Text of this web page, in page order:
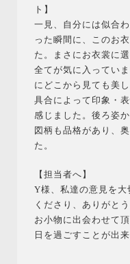
ト】
一見、自分には似合
った瞬間に、このお
た。まさにお衣裳に
全てが気に入ってい
にどこから見ても美
具合によって印象・
感じました。後ろ姿
図柄も品格があり、
た。
【担当者へ】
Y様、私達の意見を
くださり、ありがと
お小物に出会わせて
日を過ごすことが出来